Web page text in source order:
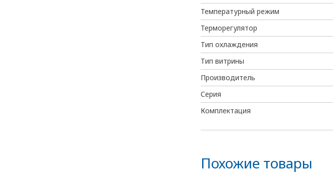
Температурный режим
Терморегулятор
Тип охлаждения
Тип витрины
Производитель
Серия
Комплектация
Похожие товары